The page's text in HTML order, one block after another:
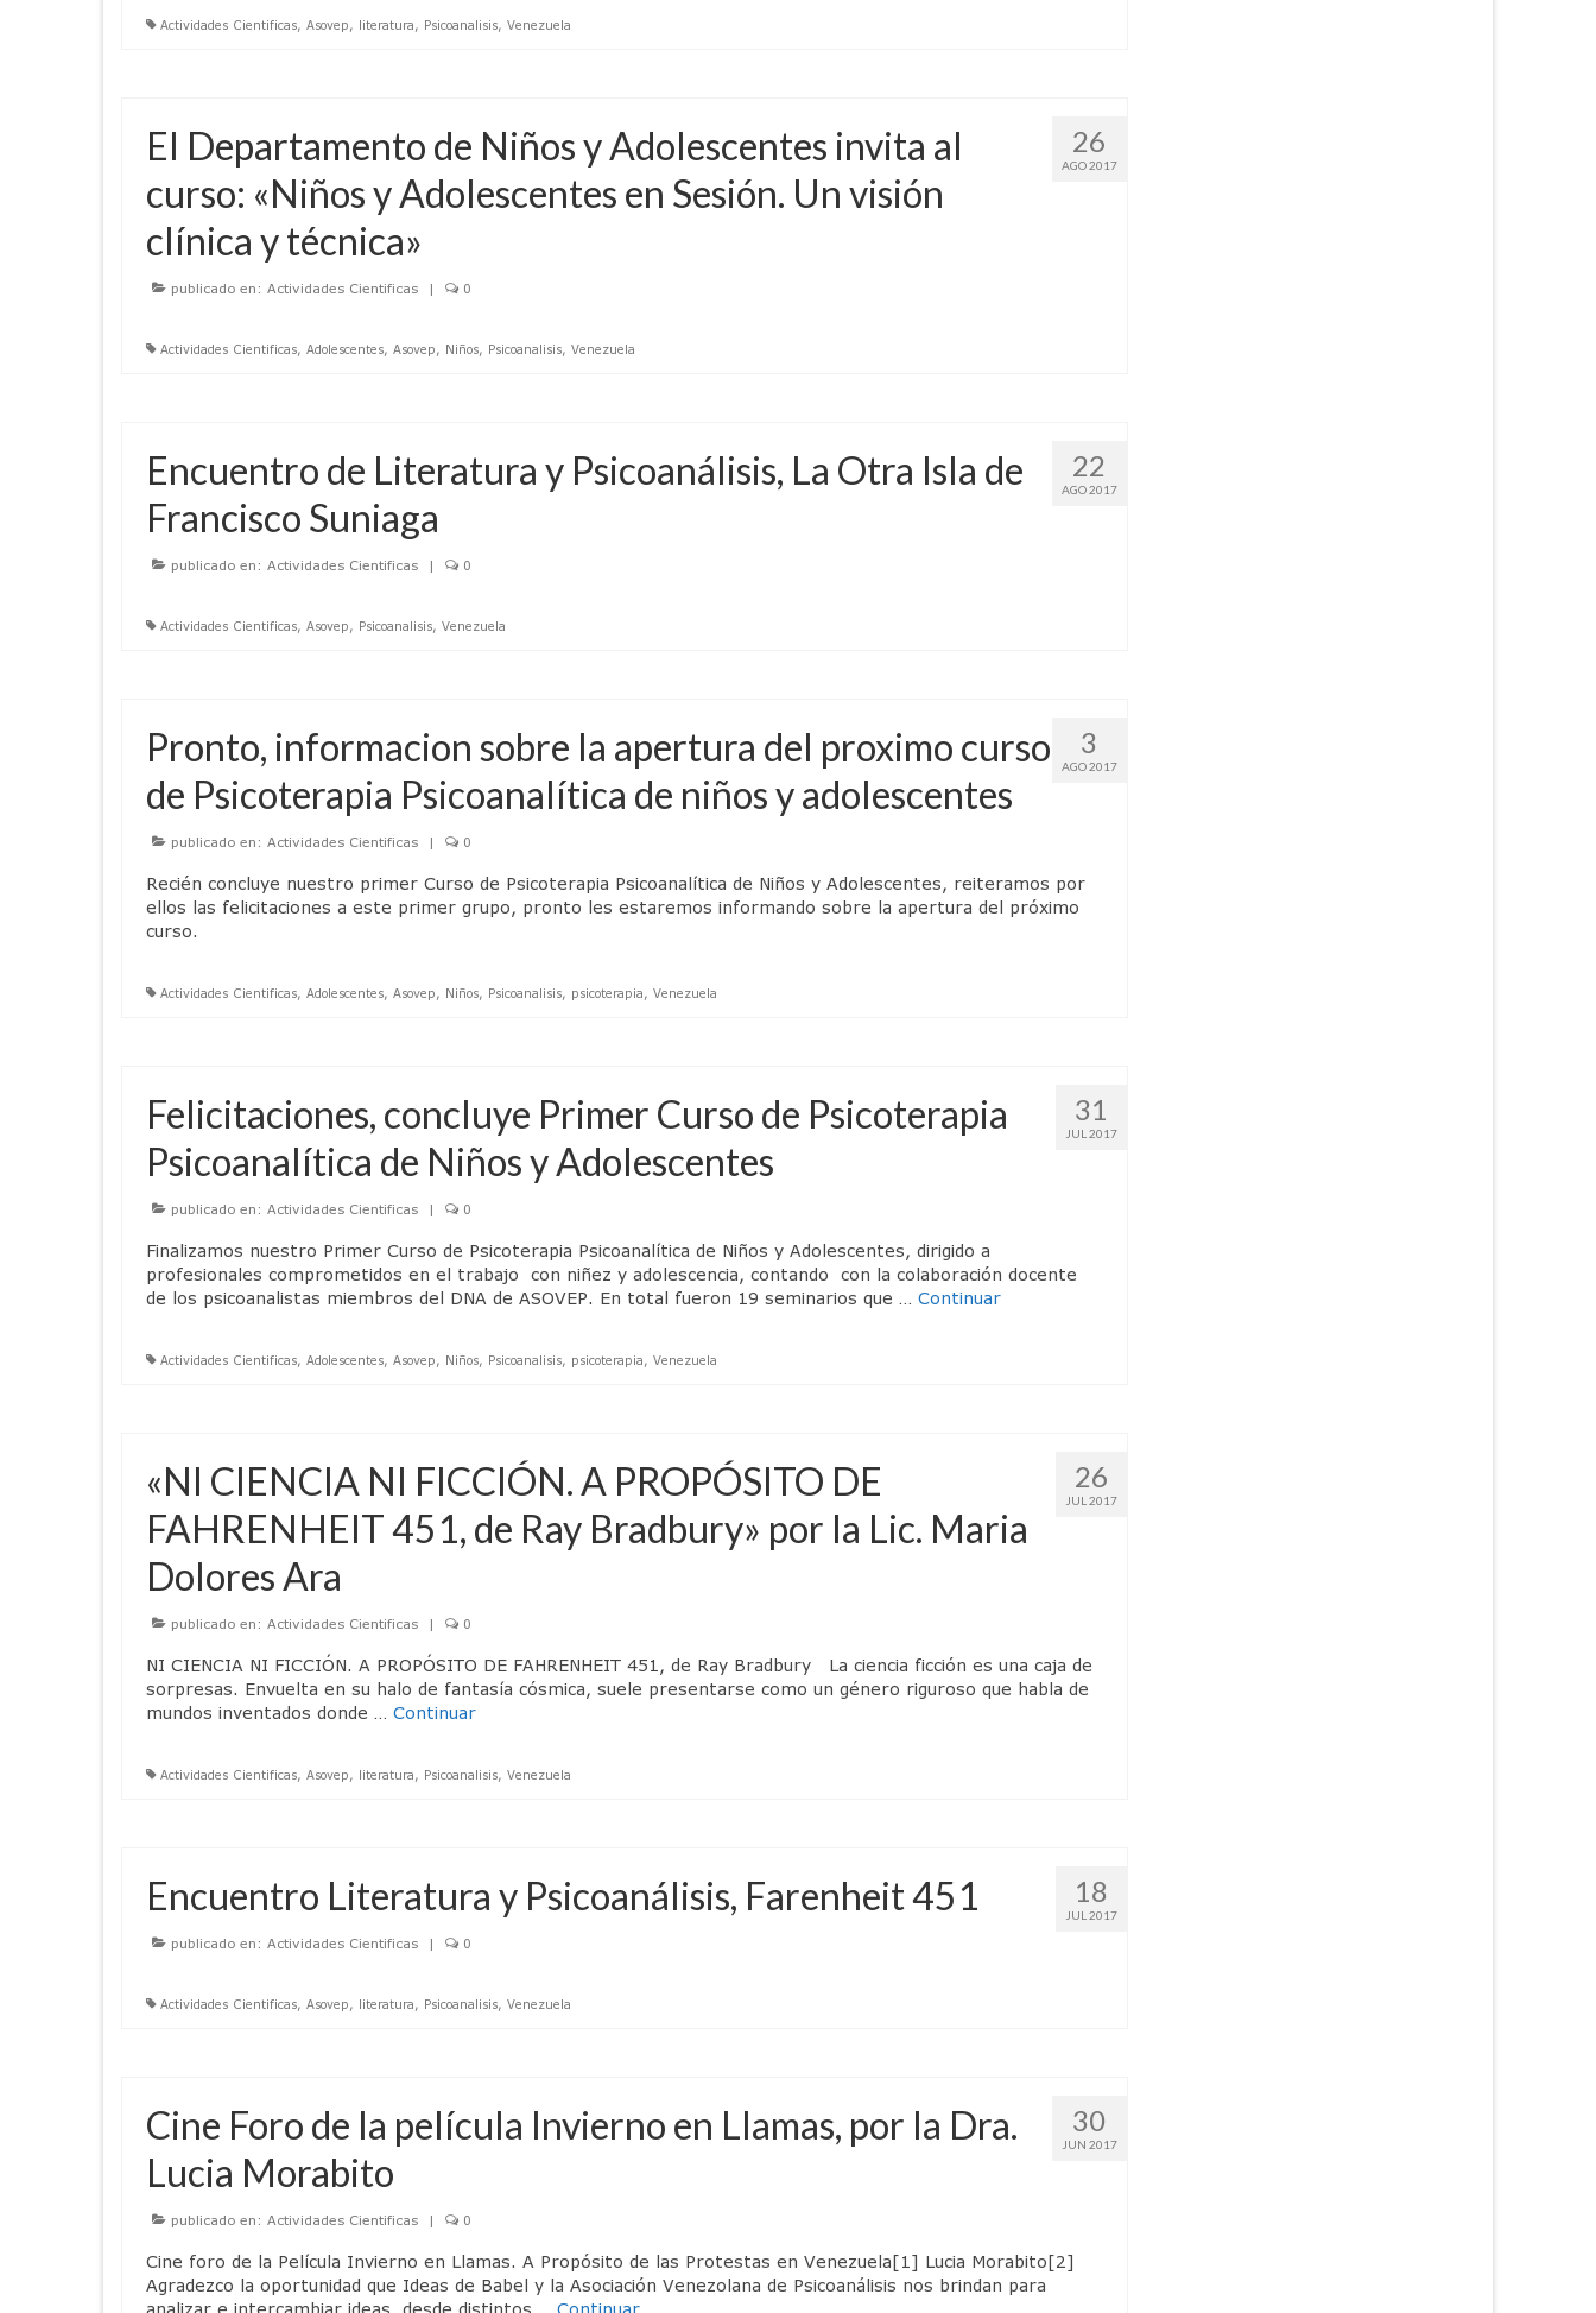
Actividades Cientificas, Asovep, literatura, Psicoanalisis, Venezuela
26
AGO 2017
El Departamento de Niños y Adolescentes invita al
curso: «Niños y Adolescentes en Sesión. Un visión
clínica y técnica»
publicado en: Actividades Cientificas | 0
Actividades Cientificas, Adolescentes, Asovep, Niños, Psicoanalisis, Venezuela
22
AGO 2017
Encuentro de Literatura y Psicoanálisis, La Otra Isla de
Francisco Suniaga
publicado en: Actividades Cientificas | 0
Actividades Cientificas, Asovep, Psicoanalisis, Venezuela
3
AGO 2017
Pronto, informacion sobre la apertura del proximo curso
de Psicoterapia Psicoanalítica de niños y adolescentes
publicado en: Actividades Cientificas | 0
Recién concluye nuestro primer Curso de Psicoterapia Psicoanalítica de Niños y Adolescentes, reiteramos por
ellos las felicitaciones a este primer grupo, pronto les estaremos informando sobre la apertura del próximo
curso.
Actividades Cientificas, Adolescentes, Asovep, Niños, Psicoanalisis, psicoterapia, Venezuela
31
JUL 2017
Felicitaciones, concluye Primer Curso de Psicoterapia
Psicoanalítica de Niños y Adolescentes
publicado en: Actividades Cientificas | 0
Finalizamos nuestro Primer Curso de Psicoterapia Psicoanalítica de Niños y Adolescentes, dirigido a
profesionales comprometidos en el trabajo con niñez y adolescencia, contando con la colaboración docente
de los psicoanalistas miembros del DNA de ASOVEP. En total fueron 19 seminarios que … Continuar
Actividades Cientificas, Adolescentes, Asovep, Niños, Psicoanalisis, psicoterapia, Venezuela
26
JUL 2017
«NI CIENCIA NI FICCIÓN. A PROPÓSITO DE
FAHRENHEIT 451, de Ray Bradbury» por la Lic. Maria
Dolores Ara
publicado en: Actividades Cientificas | 0
NI CIENCIA NI FICCIÓN. A PROPÓSITO DE FAHRENHEIT 451, de Ray Bradbury La ciencia ficción es una caja de
sorpresas. Envuelta en su halo de fantasía cósmica, suele presentarse como un género riguroso que habla de
mundos inventados donde … Continuar
Actividades Cientificas, Asovep, literatura, Psicoanalisis, Venezuela
18
JUL 2017
Encuentro Literatura y Psicoanálisis, Farenheit 451
publicado en: Actividades Cientificas | 0
Actividades Cientificas, Asovep, literatura, Psicoanalisis, Venezuela
30
JUN 2017
Cine Foro de la película Invierno en Llamas, por la Dra.
Lucia Morabito
publicado en: Actividades Cientificas | 0
Cine foro de la Película Invierno en Llamas. A Propósito de las Protestas en Venezuela[1] Lucia Morabito[2]
Agradezco la oportunidad que Ideas de Babel y la Asociación Venezolana de Psicoanálisis nos brindan para
analizar e intercambiar ideas, desde distintos … Continuar